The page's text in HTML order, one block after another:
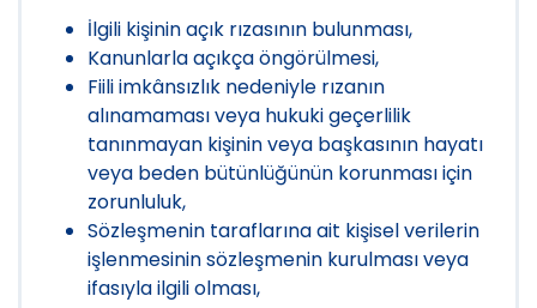
İlgili kişinin açık rızasının bulunması,
Kanunlarla açıkça öngörülmesi,
Fiili imkânsızlık nedeniyle rızanın
alınamaması veya hukuki geçerlilik
tanınmayan kişinin veya başkasının hayatı
veya beden bütünlüğünün korunması için
zorunluluk,
Sözleşmenin taraflarına ait kişisel verilerin
işlenmesinin sözleşmenin kurulması veya
ifasıyla ilgili olması,